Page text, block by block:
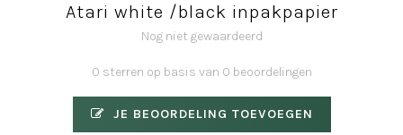
Atari white /black inpakpapier
Nog niet gewaardeerd
0 sterren op basis van 0 beoordelingen
JE BEOORDELING TOEVOEGEN